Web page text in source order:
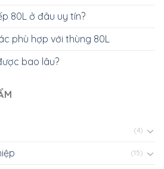
80L ở đâu uy tín?
phù hợp với thùng 80L
bao lâu?
(4)
(15)